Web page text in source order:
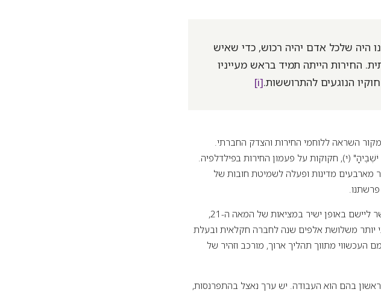
היה שלכל אדם יהיה רכוש, כדי שאיש
החירות הייתה תמיד בראש מעייניו
הנוגעים להתרוששות.[i]
השראה ללוחמי החירות והצדק החברתי.
(י), חקוקות על פעמון החירות בפילדלפיה.
מארבעים מדינות ופעלה לשמיטת חובות של
עמדתה המאקרו-כלכלית של התורה מיוחדת במינה. מובן שאי אפשר ליישם באופן ישיר במציאות של המאה ה-21,
יותר משלושת אלפים שנה לחברה חקלאית ובעלת
העכשווי מתווך תהליך ארוך, מורכב וזהיר של
בהם הוא העבודה. יש ערך נאצל בהתפרנסות,